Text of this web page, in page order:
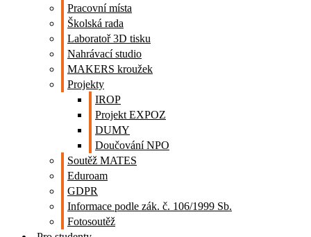
Pracovní místa
Školská rada
Laboratoř 3D tisku
Nahrávací studio
MAKERS kroužek
Projekty
IROP
Projekt EXPOZ
DUMY
Doučování NPO
Soutěž MATES
Eduroam
GDPR
Informace podle zák. č. 106/1999 Sb.
Fotosoutěž